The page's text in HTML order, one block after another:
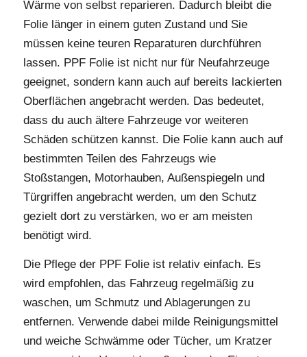
Wärme von selbst reparieren. Dadurch bleibt die
Folie länger in einem guten Zustand und Sie
müssen keine teuren Reparaturen durchführen
lassen. PPF Folie ist nicht nur für Neufahrzeuge
geeignet, sondern kann auch auf bereits lackierten
Oberflächen angebracht werden. Das bedeutet,
dass du auch ältere Fahrzeuge vor weiteren
Schäden schützen kannst. Die Folie kann auch auf
bestimmten Teilen des Fahrzeugs wie
Stoßstangen, Motorhauben, Außenspiegeln und
Türgriffen angebracht werden, um den Schutz
gezielt dort zu verstärken, wo er am meisten
benötigt wird.
Die Pflege der PPF Folie ist relativ einfach. Es
wird empfohlen, das Fahrzeug regelmäßig zu
waschen, um Schmutz und Ablagerungen zu
entfernen. Verwende dabei milde Reinigungsmittel
und weiche Schwämme oder Tücher, um Kratzer